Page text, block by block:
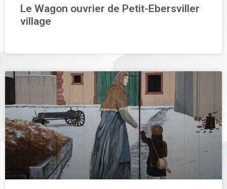
Le Wagon ouvrier de Petit-Ebersviller
village